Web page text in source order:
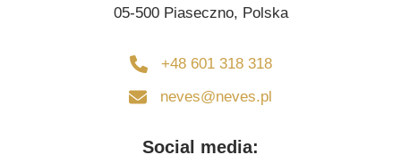
05-500 Piaseczno, Polska
+48 601 318 318
neves@neves.pl
Social media: